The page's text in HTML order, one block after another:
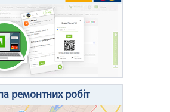
пароля введіть Ваш
mail:
Надіслати
ремонтних робіт